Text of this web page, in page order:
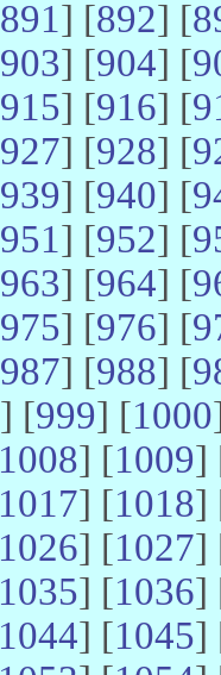
891] [892] [
903] [904] [
915] [916] [
927] [928] [
939] [940] [
951] [952] [
963] [964] [
975] [976] [
987] [988] [
] [999] [1000
1008] [1009]
1017] [1018]
1026] [1027]
1035] [1036]
1044] [1045]